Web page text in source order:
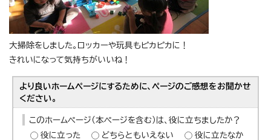
大掃除をしました。ロッカーや玩具もピカピカに！
きれいになって気持ちがいいね！
より良いホームページにするために、ページのご感想をお聞かせ
ください。
このホームページ（本ページを含む）は、役に立ちましたか？
役に立った
どちらともいえない
役に立たなか